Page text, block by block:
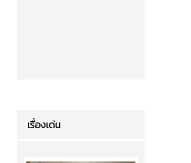
เรื่องเด่น